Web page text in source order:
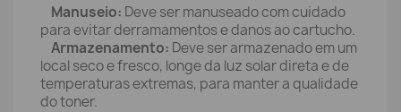
Manuseio: Deve ser manuseado com cuidado
para evitar derramamentos e danos ao cartucho.
Armazenamento: Deve ser armazenado em um
local seco e fresco, longe da luz solar direta e de
temperaturas extremas, para manter a qualidade
do toner.